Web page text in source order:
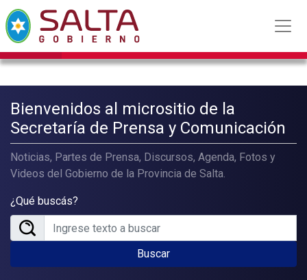
Bienvenidos al micrositio de la
Secretaría de Prensa y Comunicación
Noticias, Partes de Prensa, Discursos, Agenda, Fotos y
Videos del Gobierno de la Provincia de Salta.
¿Qué buscás?
Buscar